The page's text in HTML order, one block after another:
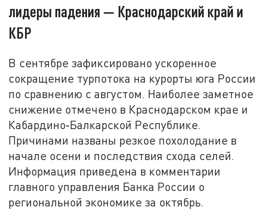
лидеры падения — Краснодарский край и
КБР
В сентябре зафиксировано ускоренное
сокращение турпотока на курорты юга России
по сравнению с августом. Наиболее заметное
снижение отмечено в Краснодарском крае и
Кабардино‑Балкарской Республике.
Причинами названы резкое похолодание в
начале осени и последствия схода селей.
Информация приведена в комментарии
главного управления Банка России о
региональной экономике за октябрь.